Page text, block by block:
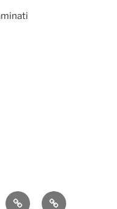
Cultura Sport